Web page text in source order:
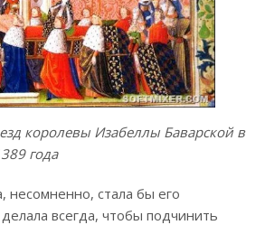
королевы Изабеллы Баварской в
года
несомненно, стала бы его
всегда, чтобы подчинить